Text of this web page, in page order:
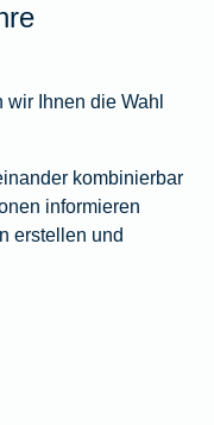
Ihnen die Wahl
kombinierbar
informieren
erstellen und